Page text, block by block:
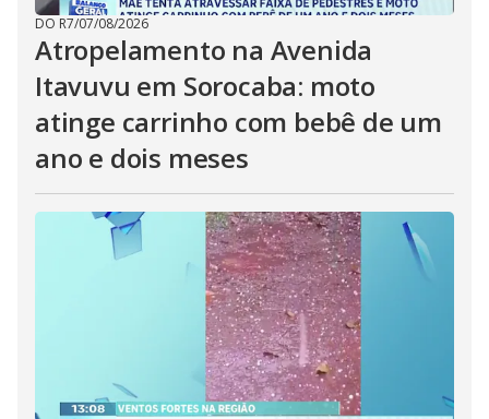
DO R7/07/08/2026
Atropelamento na Avenida
Itavuvu em Sorocaba: moto
atinge carrinho com bebê de um
ano e dois meses